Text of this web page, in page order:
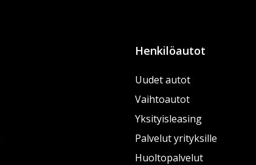
Henkilöautot
Uudet autot
Vaihtoautot
Yksityisleasing
Palvelut yrityksille
Huoltopalvelut